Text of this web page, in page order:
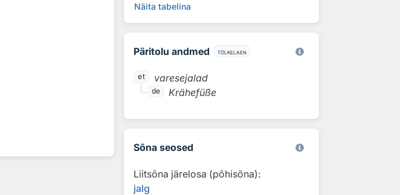
Näita tabelina
Päritolu andmed tõlkelaen
et varesejalad
de Krähefüße
Sõna seosed
Liitsõna järelosa (põhisõna):
jalg